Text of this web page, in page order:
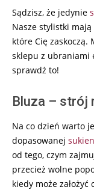
Sądzisz, że jedynie
Nasze stylistki mają
które Cię zaskoczą.
sklepu z ubraniami
sprawdź to!
Bluza – strój
Na co dzień warto
dopasowanej
od tego, czym
przecież wolne
kiedy może